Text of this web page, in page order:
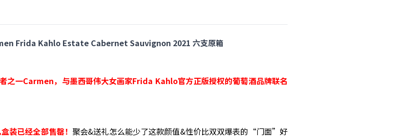
Frida Kahlo Estate Cabernet Sauvignon 2021 六支原箱
之一Carmen， 与墨西哥伟大女画家Frida Kahlo官方正版授权的葡萄酒品牌联名
装已经全部售罄！ 聚会&送礼怎么能少了这款颜值&性价比双双爆表的“门面”好